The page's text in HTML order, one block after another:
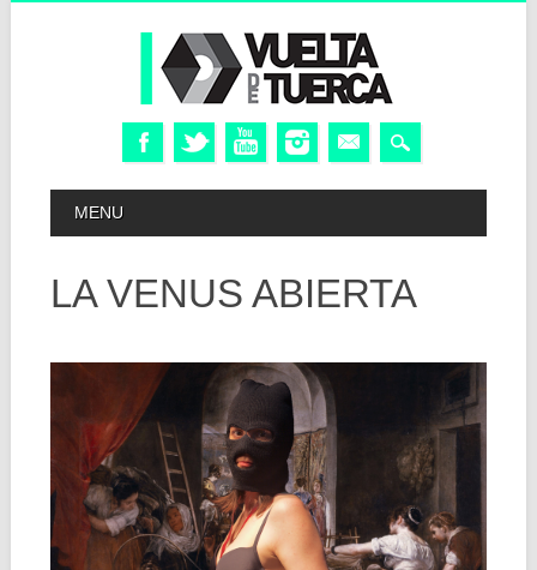
MAIN MENU
MENU
LA VENUS ABIERTA